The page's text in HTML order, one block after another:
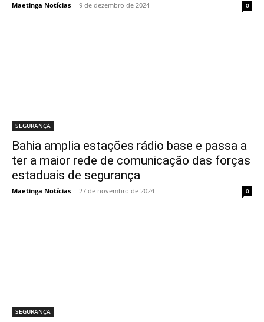
Maetinga Notícias - 9 de dezembro de 2024 0
SEGURANÇA
Bahia amplia estações rádio base e passa a
ter a maior rede de comunicação das forças
estaduais de segurança
Maetinga Notícias - 27 de novembro de 2024 0
SEGURANÇA